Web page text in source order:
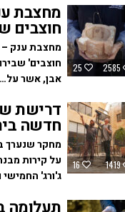
25 2585
מחצבת
חוצבים
מחצבת ענק –
חוצבים'
אבן, אשר על…
16 1419
דרישת
חדשה
מחקר שנערך
על קירות
ג'ורג' החמישי